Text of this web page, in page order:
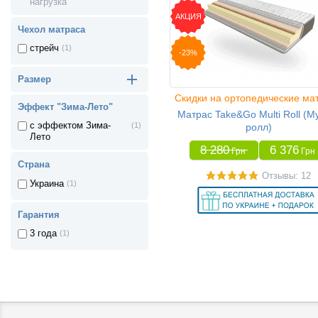
нагрузка
Чехол матраса
стрейч (1)
Размер
Эффект "Зима-Лето"
с эффектом Зима-
Лето
(1)
Страна
Украина (1)
Гарантия
3 года (1)
АКЦИЯ
-23%
Скидки на ортопедические
Матрас Take&Go Multi Roll
ролл)
8 280 Грн 6 376 Грн
Отзывы: 12